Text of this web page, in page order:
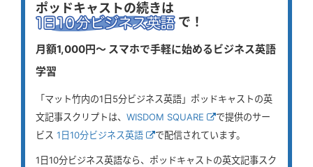
ポッドキャストの続きは
で！
月額1,000円〜 スマホで手軽に始めるビジネス英語
学習
「マット竹内の1日5分ビジネス英語」ポッドキャストの英
文記事スクリプトは、 WISDOM SQUARE
で提供のサー
ビス 1日10分ビジネス英語 で配信されています。
1日10分ビジネス英語なら、ポッドキャストの英文記事スク